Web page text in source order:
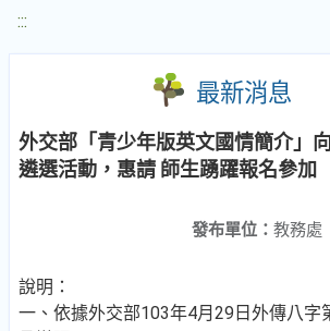
:::
最新消息
外交部「青少年版英文國情簡介」
遴選活動，惠請 師生踴躍報名參加
發布單位： 教務處
說明：
一、依據外交部103年4月29日外傳八字